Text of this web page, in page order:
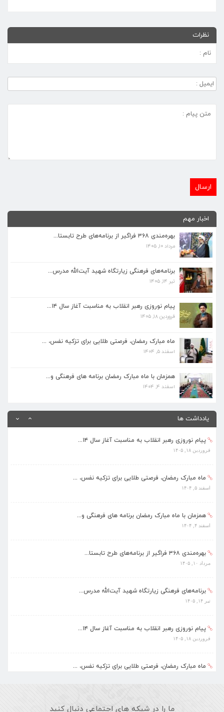
نظرات
اخبار مهم
بهره‌مندی ۳۶۸ فراگیر از برنامه‌های طرح تابستا...
مرداد ۱۰, ۱۴۰۵
برنامه‌های فرهنگی زیارتگاه شهید آیت‌الله مدرس...
تیر ۱۴, ۱۴۰۵
پیام نوروزی رهبر انقلاب به مناسبت آغاز سال ۱۴...
فروردین ۱۸, ۱۴۰۵
ماه مبارک رمضان، فرصتی طلایی برای تزکیه نفس، ...
اسفند ۵, ۱۴۰۴
همزمان با ماه مبارک رمضان برنامه های فرهنگی و...
اسفند ۴, ۱۴۰۴
یادداشت ها
برنامه‌های فرهنگی زیارتگاه شهید آیت‌الله مدرس...
پیام نوروزی رهبر انقلاب به مناسبت آغاز سال ۱۴...
ماه مبارک رمضان، فرصتی طلایی برای تزکیه نفس، ...
همزمان با ماه مبارک رمضان برنامه های فرهنگی و...
اسفند ۴, ۱۴۰۴
بهره‌مندی ۳۶۸ فراگیر از برنامه‌های طرح تابستا...
مرداد ۱۰, ۱۴۰۵
تیر ۱۴, ۱۴۰۵
پیام نوروزی رهبر انقلاب به مناسبت آغاز سال ۱۴...
فروردین ۱۸, ۱۴۰۵
ماه مبارک رمضان، فرصتی طلایی برای تزکیه نفس، ...
اسفند ۵, ۱۴۰۴
همزمان با ماه مبارک رمضان برنامه های فرهنگی و...
اسفند ۴, ۱۴۰۴
بهره‌مندی ۳۶۸ فراگیر از برنامه‌های طرح تابستا...
مرداد ۱۰, ۱۴۰۵
برنامه‌های فرهنگی زیارتگاه شهید آیت‌الله مدرس...
تیر ۱۴, ۱۴۰۵
پیام نوروزی رهبر انقلاب به مناسبت آغاز سال ۱۴...
فروردین ۱۸, ۱۴۰۵
ماه مبارک رمضان، فرصتی طلایی برای تزکیه نفس، ...
ما را در شبکه های اجتماعی دنبال کنید